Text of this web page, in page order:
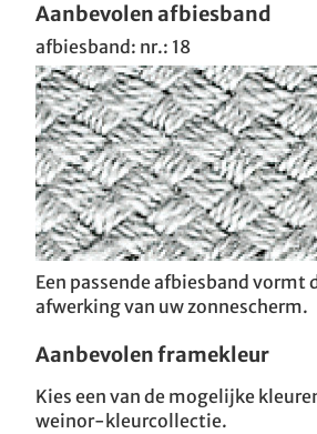
Aanbevolen afbiesband
afbiesband: nr.: 18
Een passende afbiesband vormt
afwerking van uw zonnescherm.
Aanbevolen framekleur
Kies een van de mogelijke
weinor-kleurcollectie.